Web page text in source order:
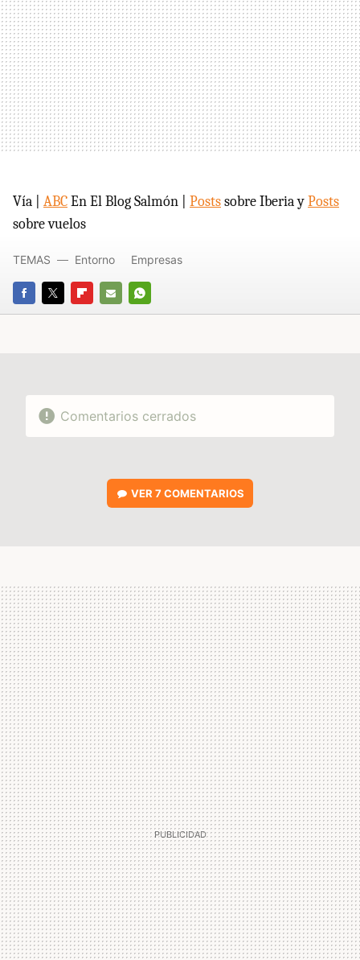
Vía | ABCEn El Blog Salmón | Postssobre Iberia yPosts
sobre vuelos
FACEBOOK
TWITTERFLIPBOARD
E-
WHATSAPP
TEMAS Entorno Empresas
Comentarios cerrados
VER7 COMENTARIOS